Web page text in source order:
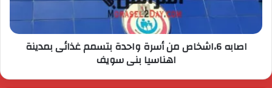
اصابه 6،اشخاص من أسرة واحدة بتسمم غذائى بمدينة
اهناسيا بنى سويف